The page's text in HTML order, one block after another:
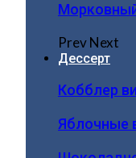
PrevNext
Дессерт
Кобблер
Яблочные